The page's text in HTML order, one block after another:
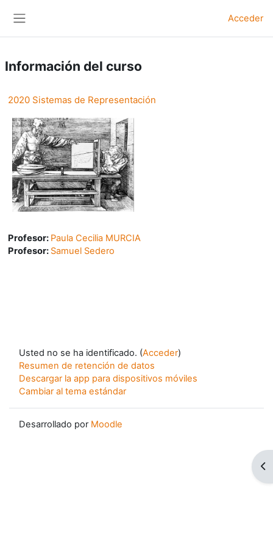
Acceder
Información del curso
2020 Sistemas de Representación
Profesor: Paula Cecilia MURCIA
Profesor: Samuel Sedero
Usted no se ha identificado. (Acceder)
Resumen de retención de datos
Descargar la app para dispositivos móviles
Cambiar al tema estándar
Desarrollado por Moodle